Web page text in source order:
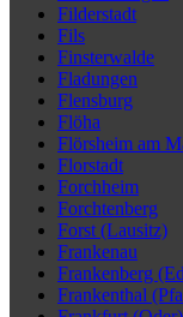
Filderstadt
Fils
Finsterwalde
Fladungen
Flensburg
Flöha
Flörsheim am
Florstadt
Forchheim
Forchtenberg
Forst (Lausitz)
Frankenau
Frankenberg
Frankenthal